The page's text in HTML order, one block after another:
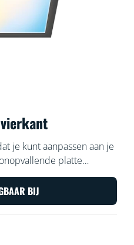
je kunt aanpassen aan je
platte
zorgen ervoor
aansluit op je
BIJ